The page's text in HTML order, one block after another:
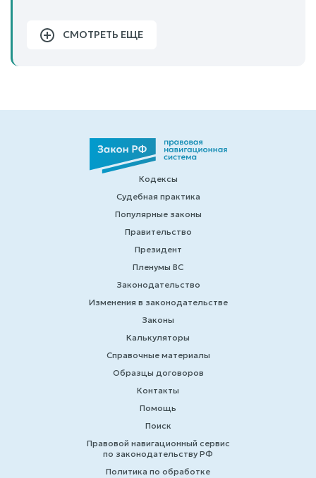
СМОТРЕТЬ ЕЩЕ
Кодексы
Судебная практика
Популярные законы
Правительство
Президент
Пленумы ВС
Законодательство
Изменения в законодательстве
Законы
Калькуляторы
Справочные материалы
Образцы договоров
Контакты
Помощь
Поиск
Правовой навигационный сервис
по законодательству РФ
Политика по обработке